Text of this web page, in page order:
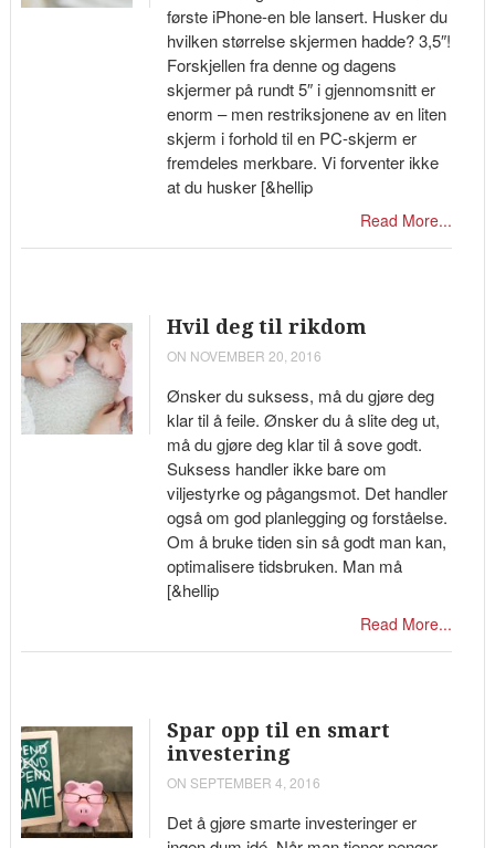
første iPhone-en ble lansert. Husker du
hvilken størrelse skjermen hadde? 3,5″!
Forskjellen fra denne og dagens
skjermer på rundt 5″ i gjennomsnitt er
enorm – men restriksjonene av en liten
skjerm i forhold til en PC-skjerm er
fremdeles merkbare. Vi forventer ikke
at du husker [&hellip
Read More...
Hvil deg til rikdom
ON NOVEMBER 20, 2016
Ønsker du suksess, må du gjøre deg
klar til å feile. Ønsker du å slite deg ut,
må du gjøre deg klar til å sove godt.
Suksess handler ikke bare om
viljestyrke og pågangsmot. Det handler
også om god planlegging og forståelse.
Om å bruke tiden sin så godt man kan,
optimalisere tidsbruken. Man må
[&hellip
Read More...
Spar opp til en smart
investering
ON SEPTEMBER 4, 2016
Det å gjøre smarte investeringer er